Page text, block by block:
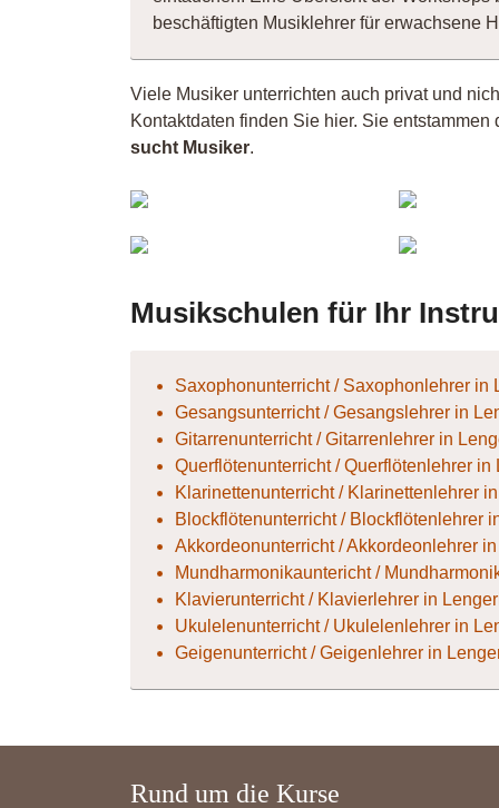
beschäftigten Musiklehrer für erwachsene
Viele Musiker unterrichten auch privat und
Kontaktdaten finden Sie hier. Sie
sucht Musiker.
Musikschulen für Ihr
Saxophonunterricht / Saxophonlehrer in
Gesangsunterricht / Gesangslehrer in
Gitarrenunterricht / Gitarrenlehrer in
Querflötenunterricht / Querflötenlehrer in
Klarinettenunterricht / Klarinettenlehrer
Blockflötenunterricht / Blockflötenlehrer
Akkordeonunterricht / Akkordeonlehrer
Mundharmonikauntericht /
Klavierunterricht / Klavierlehrer in
Ukulelenunterricht / Ukulelenlehrer in
Geigenunterricht / Geigenlehrer in
Rund um die Kurse